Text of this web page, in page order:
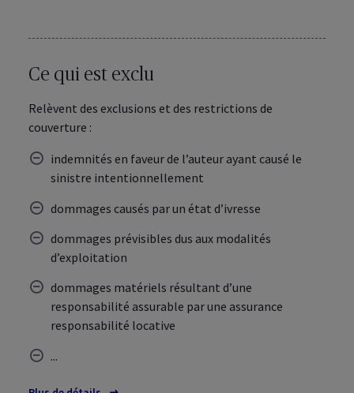
Ce qui est exclu
Relèvent des exclusions et des restrictions de
couverture :
indemnités en faveur de l’auteur ayant causé le
sinistre intentionnellement
dommages causés par un état d’ivresse
dommages prévisibles dus aux modalités
d’exploitation
dommages matériels résultant d’une
responsabilité assurable par une assurance
responsabilité locative
...